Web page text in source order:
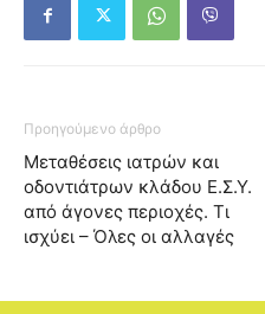
Προηγούμενο άρθρο
Μεταθέσεις ιατρών και
οδοντιάτρων κλάδου Ε.Σ.Υ.
από άγονες περιοχές. Τι
ισχύει – Όλες οι αλλαγές